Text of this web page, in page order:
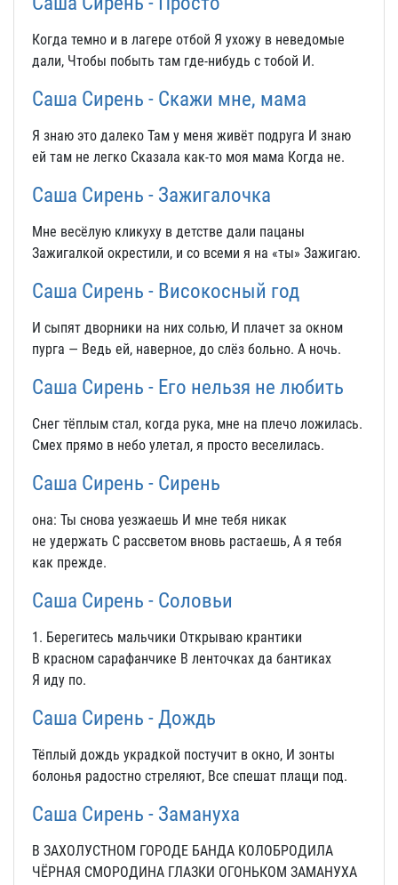
Когда темно и в лагере отбой Я ухожу в неведомые
дали, Чтобы побыть там где-нибудь с тобой И.
Саша Сирень - Скажи мне, мама
Я знаю это далеко Там у меня живёт подруга И знаю
ей там не легко Сказала как-то моя мама Когда не.
Саша Сирень - Зажигалочка
Мне весёлую кликуху в детстве дали пацаны
Зажигалкой окрестили, и со всеми я на «ты» Зажигаю.
Саша Сирень - Високосный год
И сыпят дворники на них солью, И плачет за окном
пурга — Ведь ей, наверное, до слёз больно. А ночь.
Саша Сирень - Его нельзя не любить
Снег тёплым стал, когда рука, мне на плечо ложилась.
Смех прямо в небо улетал, я просто веселилась.
Саша Сирень - Сирень
она: Ты снова уезжаешь И мне тебя никак
не удержать С рассветом вновь растаешь, А я тебя
как прежде.
Саша Сирень - Соловьи
1. Берегитесь мальчики Открываю крантики
В красном сарафанчике В ленточках да бантиках
Я иду по.
Саша Сирень - Дождь
Тёплый дождь украдкой постучит в окно, И зонты
болонья радостно стреляют, Все спешат плащи под.
Саша Сирень - Замануха
В ЗАХОЛУСТНОМ ГОРОДЕ БАНДА КОЛОБРОДИЛА
ЧЁРНАЯ СМОРОДИНА ГЛАЗКИ ОГОНЬКОМ ЗАМАНУХА